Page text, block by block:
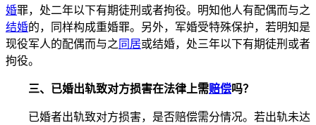
婚罪，处二年以下有期徒刑或者拘役。明知他人有配偶而与之
结婚的，同样构成重婚罪。另外，军婚受特殊保护，若明知是
现役军人的配偶而与之 同居或结婚，处三年以下有期徒刑或者
拘役。
三、已婚出轨致对方损害在法律上需赔偿吗？
已婚者出轨致对方损害，是否赔偿需分情况。若出轨未达